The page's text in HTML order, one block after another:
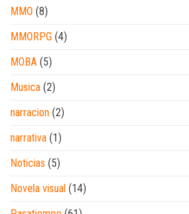
MMO (8)
MMORPG (4)
MOBA (5)
Musica (2)
narracion (2)
narrativa (1)
Noticias (5)
Novela visual (14)